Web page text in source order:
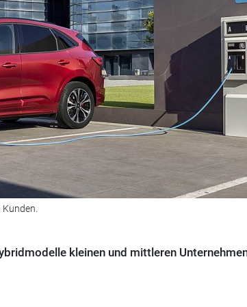
kleinen und mittleren